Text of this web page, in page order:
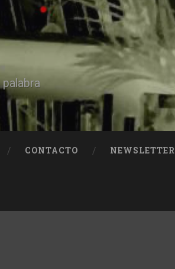
CONTACTO NEWSLETTER